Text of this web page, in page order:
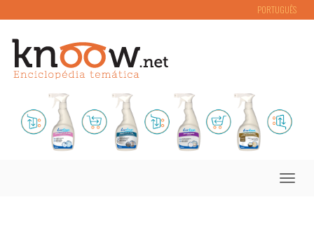
PORTUGUÊS
Toggle